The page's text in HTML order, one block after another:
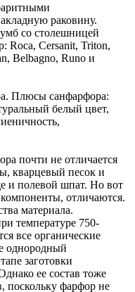
раковину.
со столешницей
Roca, Cersanit, Triton,
Belbagno, Runo и
Плюсы санфарфора:
белый цвет,
почти не отличается
кварцевый песок и
и полевой шпат. Но вот
отличаются.
материала.
температуре 750-
все органические
однородный
заготовки
ее состав тоже
поскольку фарфор не